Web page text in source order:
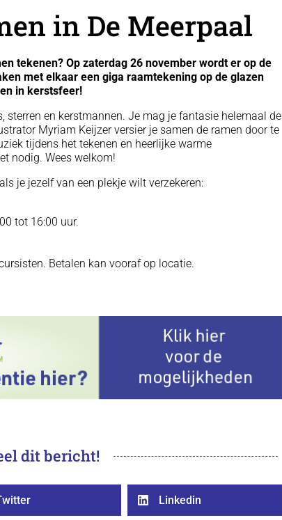
in De Meerpaal
tekenen? Op zaterdag 26 november wordt er op de
met elkaar een giga raamtekening op de glazen
in kerstsfeer!
sterren en kerstmannen. Je mag je fantasie helemaal de
Myriam Keijzer versier je samen de ramen door te
tijdens het tekenen en heerlijke warme
nodig. Wees welkom!
je jezelf van een plekje wilt verzekeren:
tot 16:00 uur.
Betalen kan vooraf op locatie.
dit bericht!
 Linkedin